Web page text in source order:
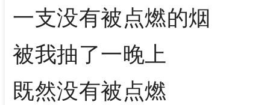
一支没有被点燃的烟
被我抽了一晚上
既然没有被点燃